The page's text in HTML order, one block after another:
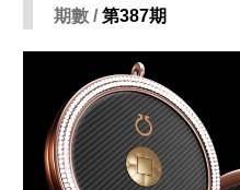
期數 /第387期